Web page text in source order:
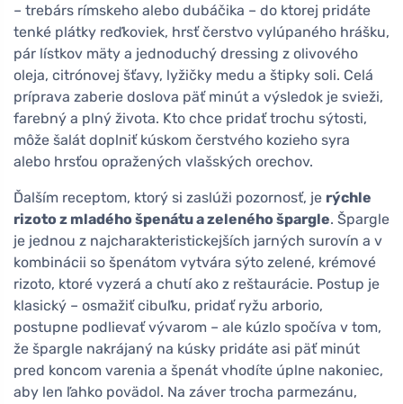
– trebárs rímskeho alebo dubáčika – do ktorej pridáte
tenké plátky reďkoviek, hrsť čerstvo vylúpaného hrášku,
pár lístkov mäty a jednoduchý dressing z olivového
oleja, citrónovej šťavy, lyžičky medu a štipky soli. Celá
príprava zaberie doslova päť minút a výsledok je svieži,
farebný a plný života. Kto chce pridať trochu sýtosti,
môže šalát doplniť kúskom čerstvého kozieho syra
alebo hrsťou opražených vlašských orechov.
Ďalším receptom, ktorý si zaslúži pozornosť, je rýchle
rizoto z mladého špenátu a zeleného špargle. Špargle
je jednou z najcharakteristickejších jarných surovín a v
kombinácii so špenátom vytvára sýto zelené, krémové
rizoto, ktoré vyzerá a chutí ako z reštaurácie. Postup je
klasický – osmažiť cibuľku, pridať ryžu arborio,
postupne podlievať vývarom – ale kúzlo spočíva v tom,
že špargle nakrájaný na kúsky pridáte asi päť minút
pred koncom varenia a špenát vhodíte úplne nakoniec,
aby len ľahko povädol. Na záver trocha parmezánu,